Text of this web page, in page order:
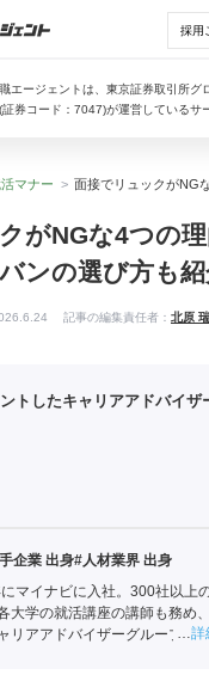
採用
エージェントは、東京証券取引所グ
券コード：7047)が運営しているサ
マナー
がNGな4つの
ンの選び方も
記事の編集責任者： 北原
トしたキャリアアドバイザ
企業 出身#人材業界 出身
マイナビに入社。300社以上
大学の就活講座の講師も務め
リアアドバイザーグループの詳